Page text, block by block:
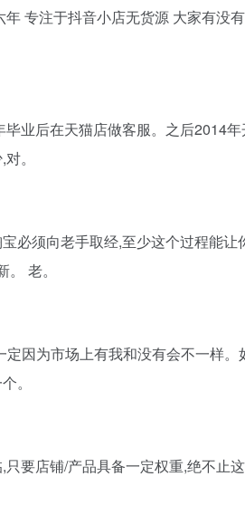
专注于抖音小店无货源 大家有没
业后在天猫店做客服。之后2014
。
必须向老手取经,至少这个过程能
老。
因为市场上有我和没有会不一样
。
要店铺/产品具备一定权重,绝不止